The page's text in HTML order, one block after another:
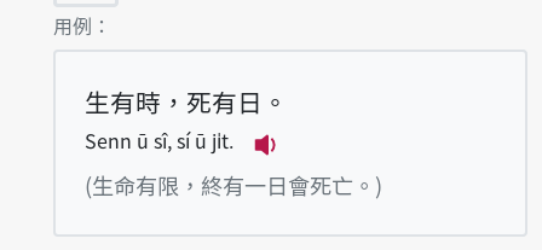
第2項釋義的
用例：
生有時，死有日。
Senn ū sî, sí ū ji̍t.
播放例句Senn ū sî, sí ū
(生命有限，終有一日會死亡。)